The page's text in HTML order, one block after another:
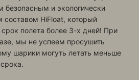
безопасным и экологически
составом HiFloat, который
срок полета более 3-х дней! При
мы не успеем просушить
шарики могуть летать меньше